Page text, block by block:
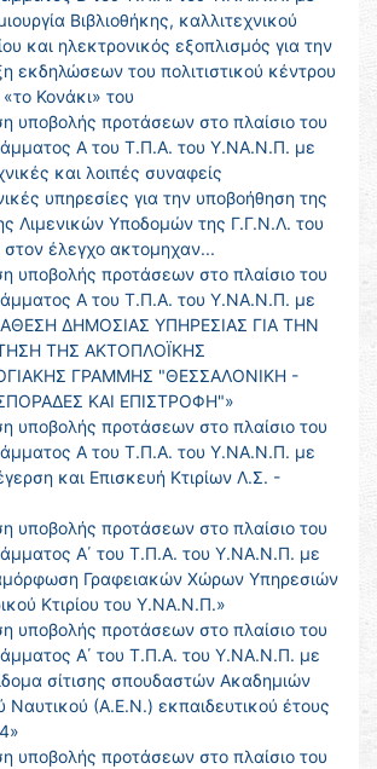
Βιβλιοθήκης, καλλιτεχνικού
και ηλεκτρονικός εξοπλισμός για την
εκδηλώσεων του πολιτιστικού κέντρου
Κονάκι» του
υποβολής προτάσεων στο πλαίσιο του
Α του Τ.Π.Α. του Υ.ΝΑ.Ν.Π. με
και λοιπές συναφείς
υπηρεσίες για την υποβοήθηση της
Λιμενικών Υποδομών της Γ.Γ.Ν.Λ. του
έλεγχο ακτομηχαν...
υποβολής προτάσεων στο πλαίσιο του
Α του Τ.Π.Α. του Υ.ΝΑ.Ν.Π. με
ΔΗΜΟΣΙΑΣ ΥΠΗΡΕΣΙΑΣ ΓΙΑ ΤΗΝ
ΤΗΣ ΑΚΤΟΠΛΟΪΚΗΣ
ΓΡΑΜΜΗΣ "ΘΕΣΣΑΛΟΝΙΚΗ -
ΚΑΙ ΕΠΙΣΤΡΟΦΗ"»
υποβολής προτάσεων στο πλαίσιο του
Α του Τ.Π.Α. του Υ.ΝΑ.Ν.Π. με
και Επισκευή Κτιρίων Λ.Σ. -
υποβολής προτάσεων στο πλαίσιο του
Α΄ του Τ.Π.Α. του Υ.ΝΑ.Ν.Π. με
Γραφειακών Χώρων Υπηρεσιών
Κτιρίου του Υ.ΝΑ.Ν.Π.»
υποβολής προτάσεων στο πλαίσιο του
Α΄ του Τ.Π.Α. του Υ.ΝΑ.Ν.Π. με
σίτισης σπουδαστών Ακαδημιών
Ναυτικού (Α.Ε.Ν.) εκπαιδευτικού έτους
υποβολής προτάσεων στο πλαίσιο του